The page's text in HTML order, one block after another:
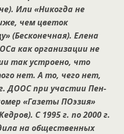
Или «Никогда не
чем цветок
(Бесконечная). Елена
как организации не
так устроено, что
нет. А то, чего нет,
ДООС при участии Пен-
«Газеты ПОэзия»
С 1995 г. по 2000 г.
на общественных